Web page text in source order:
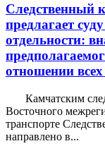
Следственный
предлагает
отдельности:
отношении
Камчатским
Восточного
транспорте
направлено в...